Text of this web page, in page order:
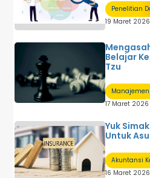
Penelitian
19 Maret 2026
Belajar
Tzu
17 Maret 2026
Yuk
Untuk
Akuntansi
16 Maret 2026